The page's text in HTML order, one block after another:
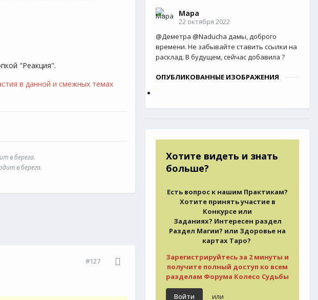
"Реакция".
в данной и смежных темах
в берега.
в берега.
#127
Мара
22 октября 2022
@Деметра @Naducha дамы, доброго
времени. Не забывайте ставить ссылки на
расклад. В будущем, сейчас добавила ?
ОПУБЛИКОВАННЫЕ ИЗОБРАЖЕНИЯ
Хотите видеть и знать
больше?
Есть вопрос к нашим Практикам?
Хотите принять участие в
Конкурсе или
Заданиях? Интересен раздел
Раздел Магии? или Здоровье на
картах Таро?
Зарегистрируйтесь за 2 минуты и
получите полный доступ ко всем
разделам Форума Колесо Судьбы
Войти
или